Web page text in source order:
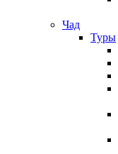
Чад
Туры